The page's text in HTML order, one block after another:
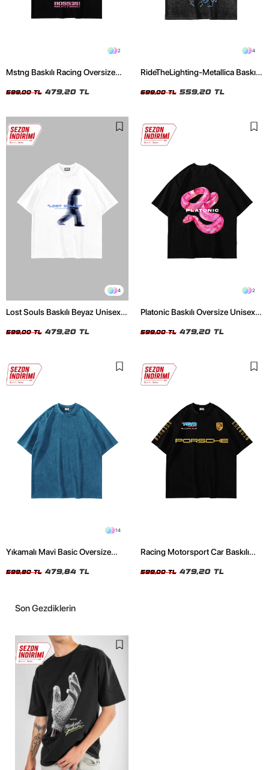
2
Mstng Baskılı Racing Oversize
599,00 TL 479,20 TL
4
RideTheLighting-Metallica Baskılı
Tshirt
699,00 TL 559,20 TL
4
Lost Souls Baskılı Beyaz Unisex
599,00 TL 479,20 TL
2
Platonic Baskılı Oversize Unisex
599,00 TL 479,20 TL
14
Yıkamalı Mavi Basic Oversize
599,80 TL 479,84 TL
Racing Motorsport Car Baskılı
599,00 TL 479,20 TL
Son Gezdiklerin